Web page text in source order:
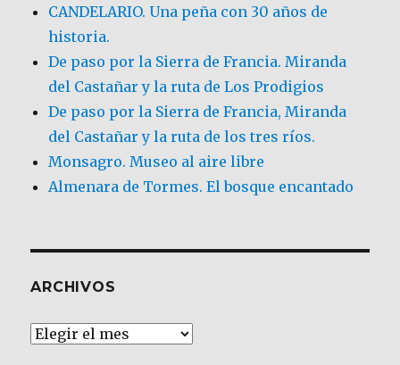
CANDELARIO. Una peña con 30 años de
historia.
De paso por la Sierra de Francia. Miranda
del Castañar y la ruta de Los Prodigios
De paso por la Sierra de Francia, Miranda
del Castañar y la ruta de los tres ríos.
Monsagro. Museo al aire libre
Almenara de Tormes. El bosque encantado
ARCHIVOS
Archivos